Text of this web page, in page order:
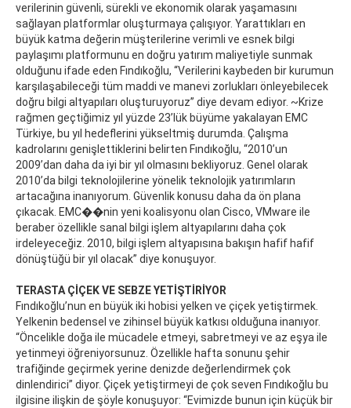
verilerinin güvenli, sürekli ve ekonomik olarak yaşamasını
sağlayan platformlar oluşturmaya çalışıyor. Yarattıkları en
büyük katma değerin müşterilerine verimli ve esnek bilgi
paylaşımı platformunu en doğru yatırım maliyetiyle sunmak
olduğunu ifade eden Fındıkoğlu, “Verilerini kaybeden bir kurumun
karşılaşabileceği tüm maddi ve manevi zorlukları önleyebilecek
doğru bilgi altyapıları oluşturuyoruz” diye devam ediyor. ~Krize
rağmen geçtiğimiz yıl yüzde 23’lük büyüme yakalayan EMC
Türkiye, bu yıl hedeflerini yükseltmiş durumda. Çalışma
kadrolarını genişlettiklerini belirten Fındıkoğlu, “2010’un
2009’dan daha da iyi bir yıl olmasını bekliyoruz. Genel olarak
2010’da bilgi teknolojilerine yönelik teknolojik yatırımların
artacağına inanıyorum. Güvenlik konusu daha da ön plana
çıkacak. EMC��nin yeni koalisyonu olan Cisco, VMware ile
beraber özellikle sanal bilgi işlem altyapılarını daha çok
irdeleyeceğiz. 2010, bilgi işlem altyapısına bakışın hafif hafif
dönüştüğü bir yıl olacak” diye konuşuyor.
TERASTA ÇİÇEK VE SEBZE YETİŞTİRİYOR
Fındıkoğlu’nun en büyük iki hobisi yelken ve çiçek yetiştirmek.
Yelkenin bedensel ve zihinsel büyük katkısı olduğuna inanıyor.
“Öncelikle doğa ile mücadele etmeyi, sabretmeyi ve az eşya ile
yetinmeyi öğreniyorsunuz. Özellikle hafta sonunu şehir
trafiğinde geçirmek yerine denizde değerlendirmek çok
dinlendirici” diyor. Çiçek yetiştirmeyi de çok seven Fındıkoğlu bu
ilgisine ilişkin de şöyle konuşuyor: “Evimizde bunun için küçük bir